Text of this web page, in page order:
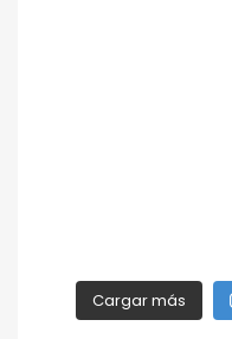
Cargar más